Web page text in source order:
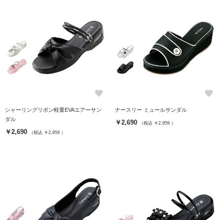
favorite
シャーリングリボン軽量EVAエアーサン
ダル
￥2,690 （税込 ￥2,959 ）
favorite
ナースリー ミュールサンダル
￥2,690 （税込 ￥2,959 ）